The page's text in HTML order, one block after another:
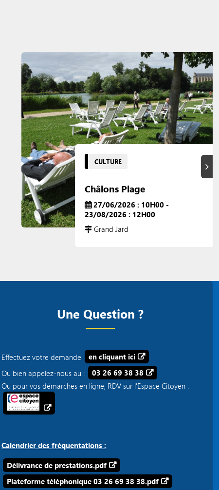
CULTURE
Châlons Plage
27/06/2026 : 10H00 -
23/08/2026 : 12H00
Grand Jard
Une Question ?
Effectuez votre demande
en cliquant ici
Ou bien appelez-nous au :
03 26 69 38 38
Ou pour vos démarches en ligne, RDV sur l'Espace Citoyen :
Calendrier des fréquentations :
Délivrance de prestations.pdf
Plateforme téléphonique 03 26 69 38 38.pdf